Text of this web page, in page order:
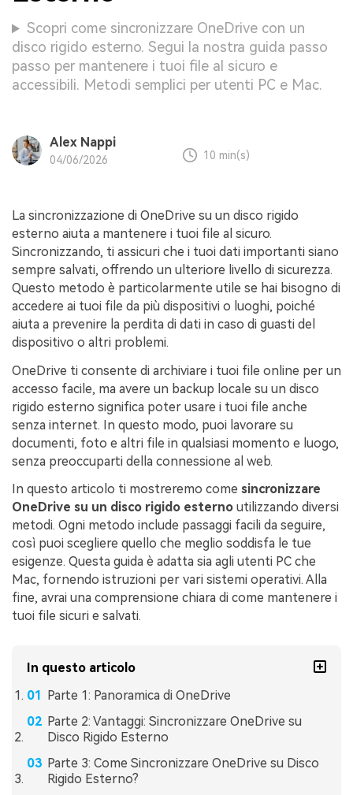
Scopri come sincronizzare OneDrive con un
disco rigido esterno. Segui la nostra guida passo
passo per mantenere i tuoi file al sicuro e
accessibili. Metodi semplici per utenti PC e Mac.
Alex Nappi
04/06/2026 10 min(s)
La sincronizzazione di OneDrive su un disco rigido
esterno aiuta a mantenere i tuoi file al sicuro.
Sincronizzando, ti assicuri che i tuoi dati importanti siano
sempre salvati, offrendo un ulteriore livello di sicurezza.
Questo metodo è particolarmente utile se hai bisogno di
accedere ai tuoi file da più dispositivi o luoghi, poiché
aiuta a prevenire la perdita di dati in caso di guasti del
dispositivo o altri problemi.
OneDrive ti consente di archiviare i tuoi file online per un
accesso facile, ma avere un backup locale su un disco
rigido esterno significa poter usare i tuoi file anche
senza internet. In questo modo, puoi lavorare su
documenti, foto e altri file in qualsiasi momento e luogo,
senza preoccuparti della connessione al web.
In questo articolo ti mostreremo come sincronizzare
OneDrive su un disco rigido esterno utilizzando diversi
metodi. Ogni metodo include passaggi facili da seguire,
così puoi scegliere quello che meglio soddisfa le tue
esigenze. Questa guida è adatta sia agli utenti PC che
Mac, fornendo istruzioni per vari sistemi operativi. Alla
fine, avrai una comprensione chiara di come mantenere i
tuoi file sicuri e salvati.
In questo articolo
Parte 1: Panoramica di OneDrive
Parte 2: Vantaggi: Sincronizzare OneDrive su
Disco Rigido Esterno
Parte 3: Come Sincronizzare OneDrive su Disco
Rigido Esterno?